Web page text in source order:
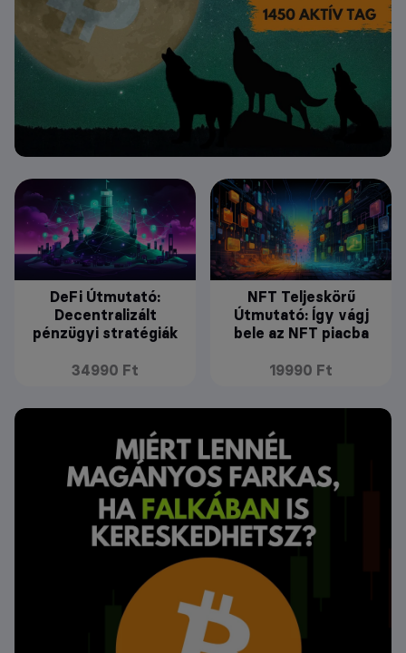
DeFi Útmutató:
Decentralizált
pénzügyi stratégiák
34990 Ft
NFT Teljeskörű
Útmutató: Így vágj
bele az NFT piacba
19990 Ft